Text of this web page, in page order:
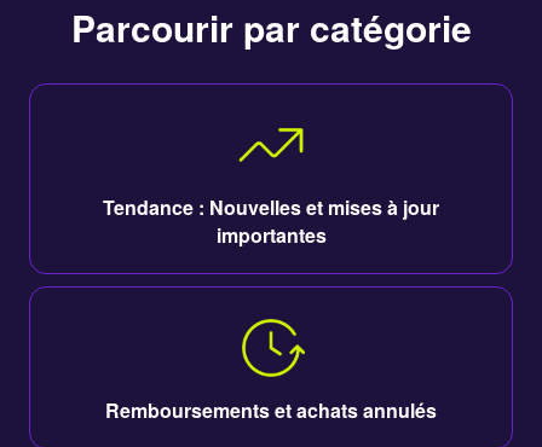
Parcourir par catégorie
Tendance : Nouvelles et mises à jour
importantes
Remboursements et achats annulés